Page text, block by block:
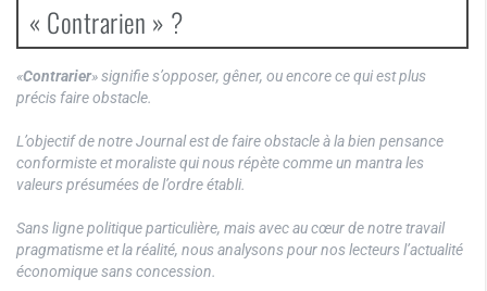
« Contrarien » ?
«Contrarier» signifie s’opposer, gêner, ou encore ce qui est plus
précis faire obstacle.
L’objectif de notre Journal est de faire obstacle à la bien pensance
conformiste et moraliste qui nous répète comme un mantra les
valeurs présumées de l’ordre établi.
Sans ligne politique particulière, mais avec au cœur de notre travail
pragmatisme et la réalité, nous analysons pour nos lecteurs l’actualité
économique sans concession.